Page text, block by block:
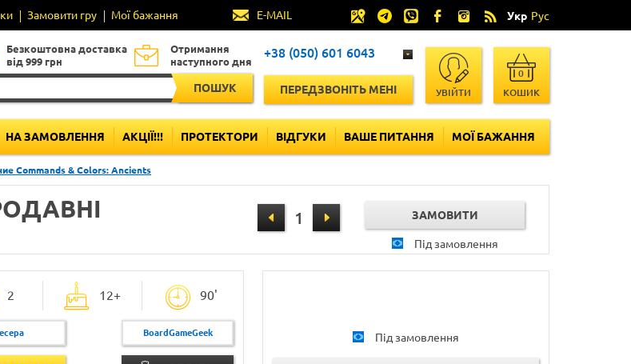
Замовити гру Мої бажання E-MAIL Укр Рус
Безкоштовна доставка
від 999 грн
Отримання
наступного дня
ПОШУК
+38 (050) 601 6043
ПЕРЕДЗВОНІТЬ МЕНІ УВІЙТИ КОШИК
0
НА ЗАМОВЛЕННЯ АКЦІЇ!!! ПРОТЕКТОРИ ВІДГУКИ ВАШЕ ПИТАННЯ МОЇ БАЖАННЯ
Commands & Colors: Ancients
Під замовлення
2 12+ 90'
BoardGameGeek Під замовлення